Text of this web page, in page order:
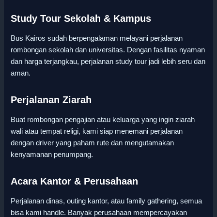
Study Tour Sekolah & Kampus
Bus Kairos sudah berpengalaman melayani perjalanan
rombongan sekolah dan universitas. Dengan fasilitas nyaman
dan harga terjangkau, perjalanan study tour jadi lebih seru dan
aman.
Perjalanan Ziarah
Buat rombongan pengajian atau keluarga yang ingin ziarah
wali atau tempat religi, kami siap menemani perjalanan
dengan driver yang paham rute dan mengutamakan
kenyamanan penumpang.
Acara Kantor & Perusahaan
Perjalanan dinas, outing kantor, atau family gathering, semua
bisa kami handle. Banyak perusahaan mempercayakan